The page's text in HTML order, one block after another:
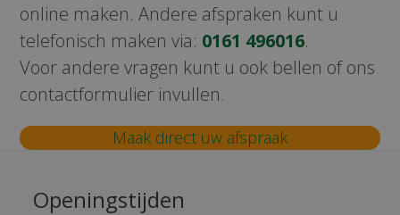
online maken. Andere afspraken kunt u
telefonisch maken via: 0161 496016.
Voor andere vragen kunt u ook bellen of ons
contactformulier invullen.
Maak direct uw afspraak
Openingstijden